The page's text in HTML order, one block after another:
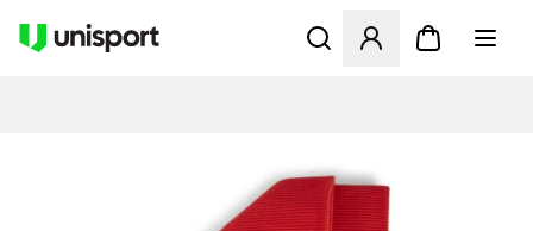
Åbner en Modal til at